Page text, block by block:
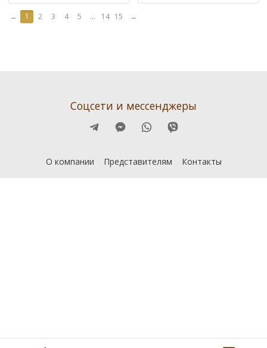
← 1 2 3 4 5 ... 14 15 →
Соцсети и мессенджеры
О компании Представителям Контакты